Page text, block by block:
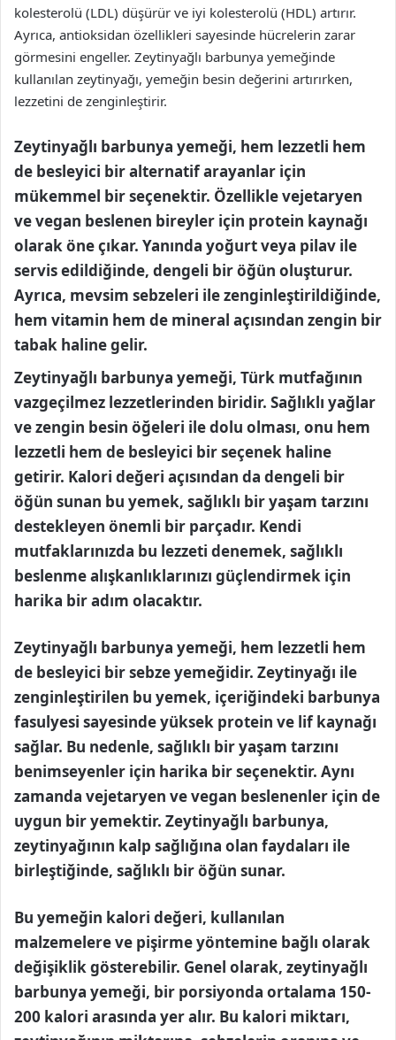
kolesterolü (LDL) düşürür ve iyi kolesterolü (HDL) artırır.
Ayrıca, antioksidan özellikleri sayesinde hücrelerin zarar
görmesini engeller. Zeytinyağlı barbunya yemeğinde
kullanılan zeytinyağı, yemeğin besin değerini artırırken,
lezzetini de zenginleştirir.
Zeytinyağlı barbunya yemeği, hem lezzetli hem
de besleyici bir alternatif arayanlar için
mükemmel bir seçenektir. Özellikle vejetaryen
ve vegan beslenen bireyler için protein kaynağı
olarak öne çıkar. Yanında yoğurt veya pilav ile
servis edildiğinde, dengeli bir öğün oluşturur.
Ayrıca, mevsim sebzeleri ile zenginleştirildiğinde,
hem vitamin hem de mineral açısından zengin bir
tabak haline gelir.
Zeytinyağlı barbunya yemeği, Türk mutfağının
vazgeçilmez lezzetlerinden biridir. Sağlıklı yağlar
ve zengin besin öğeleri ile dolu olması, onu hem
lezzetli hem de besleyici bir seçenek haline
getirir. Kalori değeri açısından da dengeli bir
öğün sunan bu yemek, sağlıklı bir yaşam tarzını
destekleyen önemli bir parçadır. Kendi
mutfaklarınızda bu lezzeti denemek, sağlıklı
beslenme alışkanlıklarınızı güçlendirmek için
harika bir adım olacaktır.
Zeytinyağlı barbunya yemeği, hem lezzetli hem
de besleyici bir sebze yemeğidir. Zeytinyağı ile
zenginleştirilen bu yemek, içeriğindeki barbunya
fasulyesi sayesinde yüksek protein ve lif kaynağı
sağlar. Bu nedenle, sağlıklı bir yaşam tarzını
benimseyenler için harika bir seçenektir. Aynı
zamanda vejetaryen ve vegan beslenenler için de
uygun bir yemektir. Zeytinyağlı barbunya,
zeytinyağının kalp sağlığına olan faydaları ile
birleştiğinde, sağlıklı bir öğün sunar.
Bu yemeğin kalori değeri, kullanılan
malzemelere ve pişirme yöntemine bağlı olarak
değişiklik gösterebilir. Genel olarak, zeytinyağlı
barbunya yemeği, bir porsiyonda ortalama 150-
200 kalori arasında yer alır. Bu kalori miktarı,